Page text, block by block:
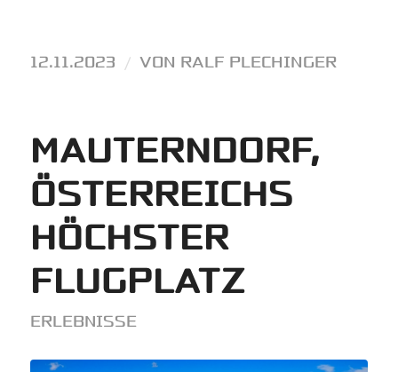
12.11.2023 / VON RALF PLECHINGER
MAUTERNDORF,
ÖSTERREICHS
HÖCHSTER
FLUGPLATZ
ERLEBNISSE